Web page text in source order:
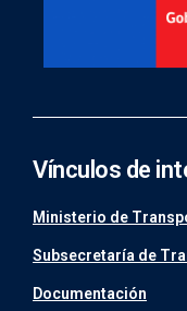
Vínculos de
Ministerio de
Subsecretaría de
Documentación